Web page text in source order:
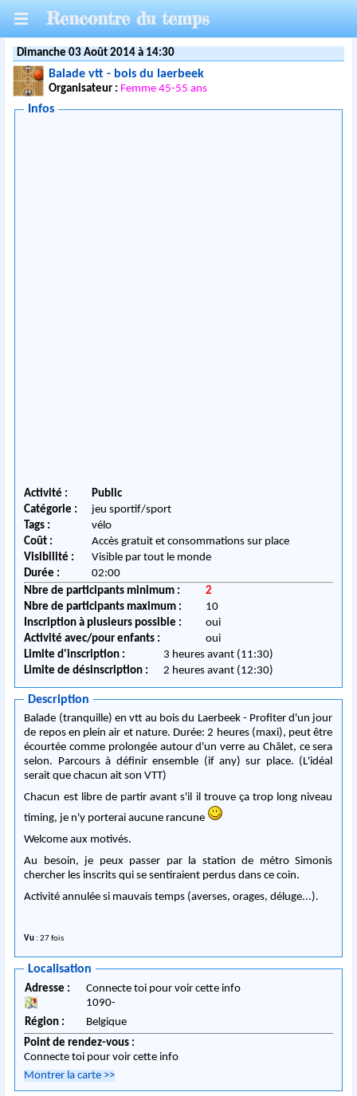
Rencontre du temps
Dimanche 03 Août 2014 à 14:30
Balade vtt - bois du laerbeek
Organisateur : Femme 45-55 ans
Infos
Activité :
Public
Catégorie :
jeu sportif/sport
Tags :
vélo
Coût :
Accès gratuit et consommations sur place
Visibilité :
Visible par tout le monde
Durée :
02:00
Nbre de participants minimum :
2
Nbre de participants maximum :
10
Inscription à plusieurs possible :
oui
Activité avec/pour enfants :
oui
Limite d'inscription :
3 heures avant (11:30)
Limite de désinscription :
2 heures avant (12:30)
Description
Balade (tranquille) en vtt au bois du Laerbeek - Profiter d'un jour
de repos en plein air et nature. Durée: 2 heures (maxi), peut être
écourtée comme prolongée autour d'un verre au Châlet, ce sera
selon. Parcours à définir ensemble (if any) sur place. (L'idéal
serait que chacun ait son VTT)
Chacun est libre de partir avant s'il il trouve ça trop long niveau
timing, je n'y porterai aucune rancune
Welcome aux motivés.
Au besoin, je peux passer par la station de métro Simonis
chercher les inscrits qui se sentiraient perdus dans ce coin.
Activité annulée si mauvais temps (averses, orages, déluge...).
Vu : 27 fois
Localisation
Adresse :
Connecte toi pour voir cette info
1090-
Région :
Belgique
Point de rendez-vous :
Connecte toi pour voir cette info
Montrer la carte >>